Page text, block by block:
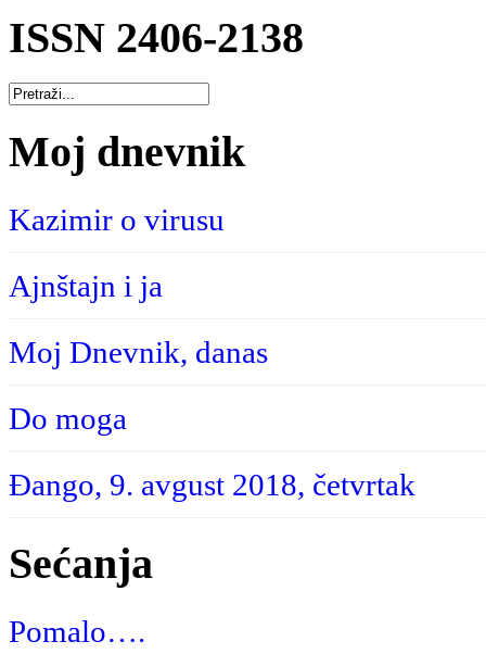
ISSN 2406-2138
Moj dnevnik
Kazimir o virusu
Ajnštajn i ja
Moj Dnevnik, danas
Do moga
Đango, 9. avgust 2018, četvrtak
Sećanja
Pomalo….